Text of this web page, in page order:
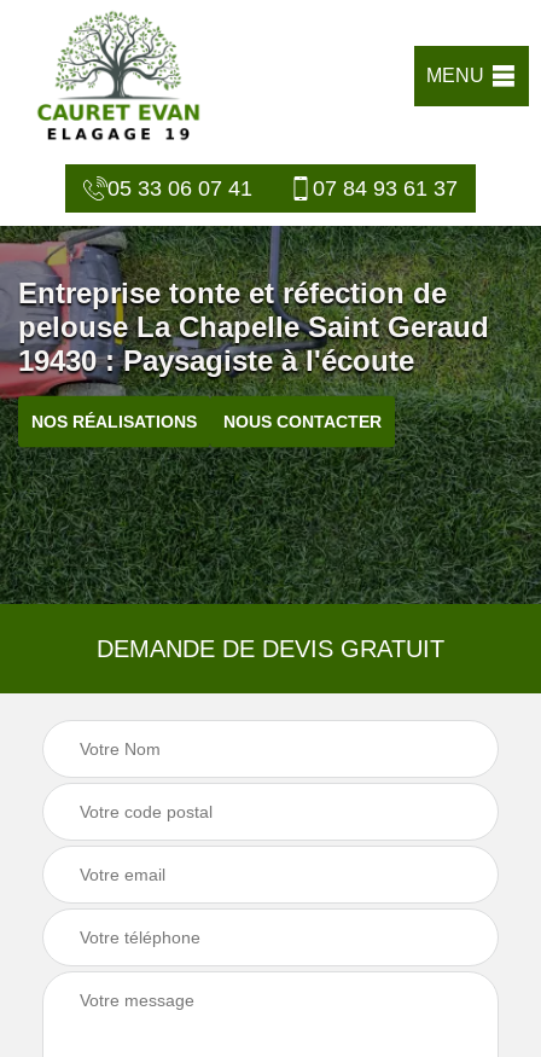
MENU
05 33 06 07 41 07 84 93 61 37
Entreprise tonte et réfection de
pelouse La Chapelle Saint Geraud
19430 : Paysagiste à l'écoute
NOS RÉALISATIONS NOUS CONTACTER
DEMANDE DE DEVIS GRATUIT